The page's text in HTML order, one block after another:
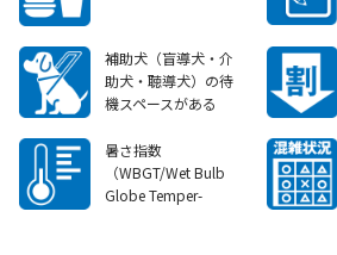
補助犬（盲導犬・介
助犬・聴導犬）の待
機スペースがある
暑さ指数
（WBGT/Wet Bulb
Globe Temper-